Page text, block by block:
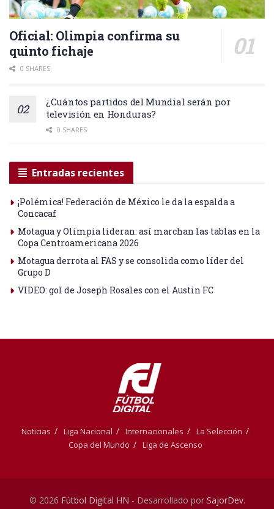
Oficial: Olimpia confirma su
quinto fichaje
0 SHARES
¿Cuántos partidos del Mundial serán por
televisión en Honduras?
0 SHARES
Entradas recientes
¡Polémica! Federación de México le da la espalda a
Concacaf
Motagua y Olimpia lideran: así marchan las tablas en la
Copa Centroamericana 2026
Motagua derrota al FAS y se consolida como líder del
Grupo D
VIDEO: gol de Joseph Rosales con el Austin FC
Noticias Liga Nacional Internacionales
La Selección
Copa del Mundo
Liga de Ascenso
© 2026 Fútbol Digital HN - Desarrollado por SajorDev.